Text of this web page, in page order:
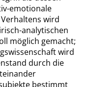
emotionale
wird
analytischen
möglich gemacht;
wird
durch die
bestimmt